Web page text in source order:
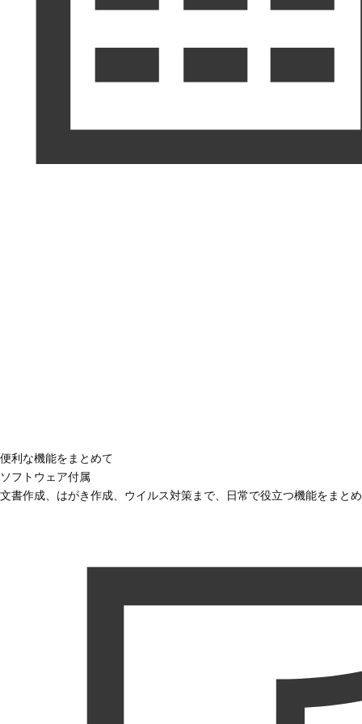
便利な機能をまとめて
ソフトウェア付属
文書作成、はがき作成、ウイルス対策まで、日常で役立つ機能をまと